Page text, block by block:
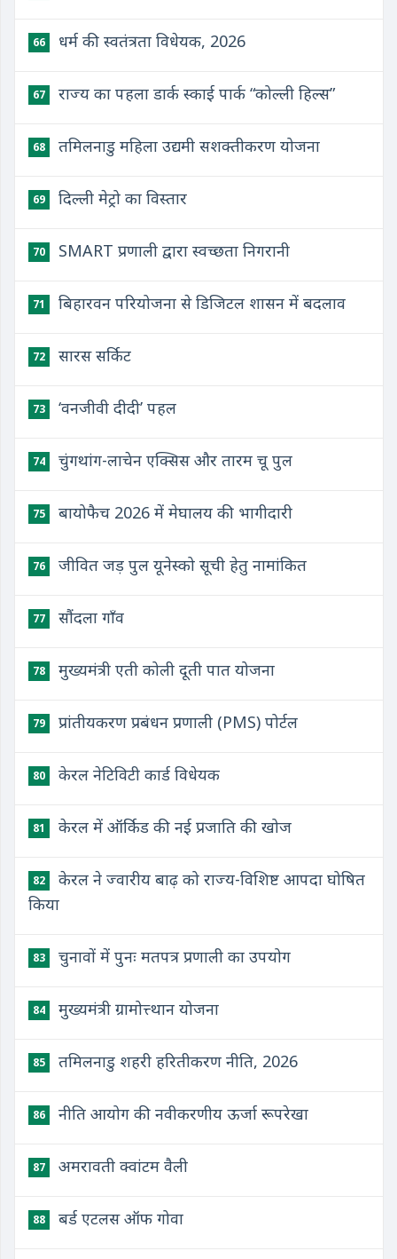
66 धर्म की स्वतंत्रता विधेयक, 2026
67 राज्य का पहला डार्क स्काई पार्क “कोल्ली हिल्स”
68 तमिलनाडु महिला उद्यमी सशक्तीकरण योजना
69 दिल्ली मेट्रो का विस्तार
70 SMART प्रणाली द्वारा स्वच्छता निगरानी
71 बिहारवन परियोजना से डिजिटल शासन में बदलाव
72 सारस सर्किट
73 ‘वनजीवी दीदी’ पहल
74 चुंगथांग-लाचेन एक्सिस और तारम चू पुल
75 बायोफैच 2026 में मेघालय की भागीदारी
76 जीवित जड़ पुल यूनेस्को सूची हेतु नामांकित
77 सौंदला गाँव
78 मुख्यमंत्री एती कोली दूती पात योजना
79 प्रांतीयकरण प्रबंधन प्रणाली (PMS) पोर्टल
80 केरल नेटिविटी कार्ड विधेयक
81 केरल में ऑर्किड की नई प्रजाति की खोज
82
केरल ने ज्वारीय बाढ़ को राज्य-विशिष्ट आपदा घोषित
किया
83 चुनावों में पुनः मतपत्र प्रणाली का उपयोग
84 मुख्यमंत्री ग्रामोत्त्थान योजना
85 तमिलनाडु शहरी हरितीकरण नीति, 2026
86 नीति आयोग की नवीकरणीय ऊर्जा रूपरेखा
87 अमरावती क्वांटम वैली
88 बर्ड एटलस ऑफ गोवा